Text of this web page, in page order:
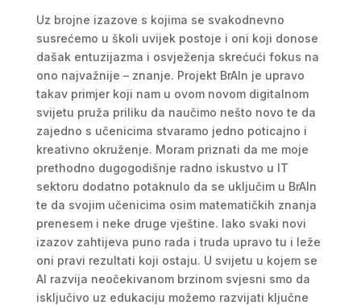
Uz brojne izazove s kojima se svakodnevno
susrećemo u školi uvijek postoje i oni koji donose
dašak entuzijazma i osvježenja skrećući fokus na
ono najvažnije – znanje. Projekt BrAIn je upravo
takav primjer koji nam u ovom novom digitalnom
svijetu pruža priliku da naučimo nešto novo te da
zajedno s učenicima stvaramo jedno poticajno i
kreativno okruženje. Moram priznati da me moje
prethodno dugogodišnje radno iskustvo u IT
sektoru dodatno potaknulo da se uključim u BrAIn
te da svojim učenicima osim matematičkih znanja
prenesem i neke druge vještine. Iako svaki novi
izazov zahtijeva puno rada i truda upravo tu i leže
oni pravi rezultati koji ostaju. U svijetu u kojem se
AI razvija neočekivanom brzinom svjesni smo da
isključivo uz edukaciju možemo razvijati ključne